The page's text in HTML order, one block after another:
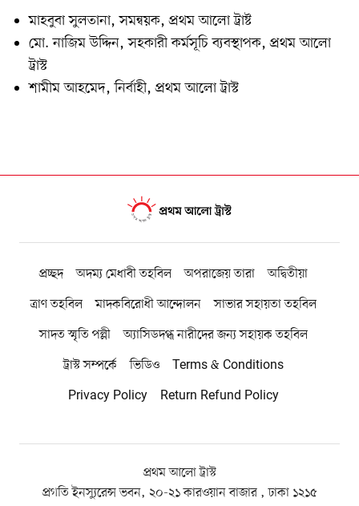
মাহবুবা সুলতানা, সমন্বয়ক, প্রথম আলো ট্রাষ্ট
মো. নাজিম উদ্দিন, সহকারী কর্মসূচি ব্যবস্থাপক, প্রথম আলো
ট্রাস্ট
শামীম আহমেদ, নির্বাহী, প্রথম আলো ট্রাস্ট
প্রচ্ছদ অদম্য মেধাবী তহবিল অপরাজেয় তারা
অদ্বিতীয়া
ত্রাণ তহবিল
মাদকবিরোধী আন্দোলন
সাভার সহায়তা তহবিল
সাদত স্মৃতি পল্লী
অ্যাসিডদগ্ধ নারীদের জন্য সহায়ক তহবিল
ট্রাস্ট সম্পর্কে
ভিডিও
Terms & Conditions
Privacy Policy
Return Refund Policy
প্রথম আলো ট্রাস্ট
প্রগতি ইনস্যুরেন্স ভবন, ২০-২১ কারওয়ান বাজার , ঢাকা ১২১৫